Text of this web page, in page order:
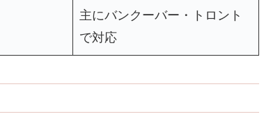
主にバンクーバー・トロント
で対応